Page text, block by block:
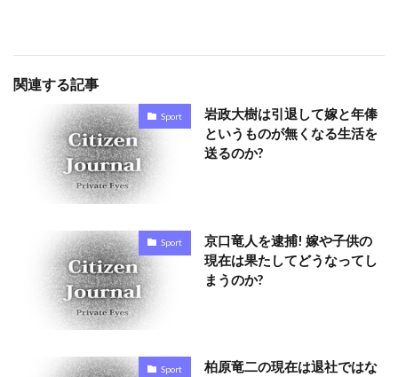
関連する記事
Sport
岩政大樹は引退して嫁と年俸
というものが無くなる生活を
送るのか?
Sport
京口竜人を逮捕! 嫁や子供の
現在は果たしてどうなってし
まうのか?
Sport
柏原竜二の現在は退社ではな